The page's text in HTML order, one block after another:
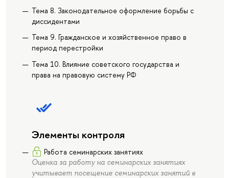
Тема 8. Законодательное оформление борьбы с
диссидентами
Тема 9. Гражданское и хозяйственное право в
период перестройки
Тема 10. Влияние советского государства и
права на правовую систему РФ
Элементы контроля
Работа семинарских занятиях
Оценка за работу на семинарских занятиях
учитывает посещение семинарских занятий в